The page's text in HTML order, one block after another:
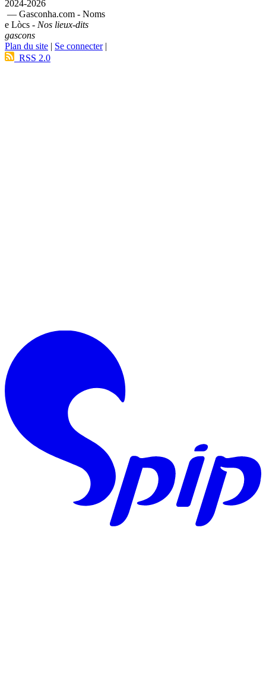
2024-2026
— Gasconha.com - Noms
e Lòcs - Nos lieux-dits
gascons
Plan du site | Se connecter|
RSS 2.0